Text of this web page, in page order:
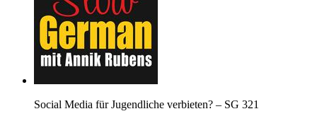
Social Media für Jugendliche verbieten? – SG 321